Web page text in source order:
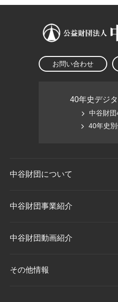
お問い合わせ
40年史デジ
中谷財団
40年史
中谷財団について
中谷財団について
理事長挨拶
設立趣意書
中谷財団事業紹介
中谷財団事業紹介
中谷賞
中谷財団動画紹介
その他情報